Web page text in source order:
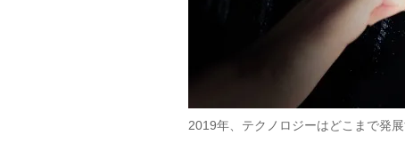
2019年、テクノロジーはどこまで発展